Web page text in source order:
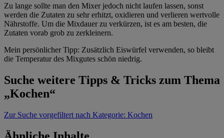
Zu lange sollte man den Mixer jedoch nicht laufen lassen, sonst
werden die Zutaten zu sehr erhitzt, oxidieren und verlieren wertvolle
Nährstoffe. Um die Mixdauer zu verkürzen, ist es am besten, die
Zutaten vorab grob zu zerkleinern.
Mein persönlicher Tipp: Zusätzlich Eiswürfel verwenden, so bleibt
die Temperatur des Mixgutes schön niedrig.
Suche weitere Tipps & Tricks zum Thema
„Kochen“
Zur Suche vorgefiltert nach Kategorie: Kochen